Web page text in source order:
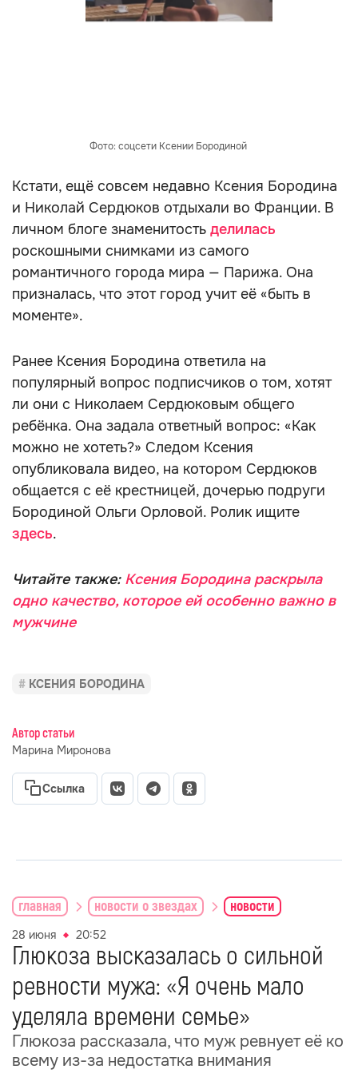
Фото: соцсети Ксении Бородиной
Кстати, ещё совсем недавно Ксения Бородина
и Николай Сердюков отдыхали во Франции. В
личном блоге знаменитость делилась
роскошными снимками из самого
романтичного города мира — Парижа. Она
призналась, что этот город учит её «быть в
моменте».
Ранее Ксения Бородина ответила на
популярный вопрос подписчиков о том, хотят
ли они с Николаем Сердюковым общего
ребёнка. Она задала ответный вопрос: «Как
можно не хотеть?» Следом Ксения
опубликовала видео, на котором Сердюков
общается с её крестницей, дочерью подруги
Бородиной Ольги Орловой. Ролик ищите
здесь.
Читайте также: Ксения Бородина раскрыла
одно качество, которое ей особенно важно в
мужчине
КСЕНИЯ БОРОДИНА
Автор статьи
Марина Миронова
Ссылка
главная новости о звездах новости
28 июня 20:52
Глюкоза высказалась о сильной
ревности мужа: «Я очень мало
уделяла времени семье»
Глюкоза рассказала, что муж ревнует её ко
всему из-за недостатка внимания